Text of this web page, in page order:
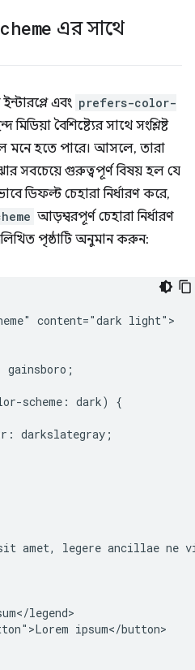
এর সাথে
ইন্টারপ্লে এবং prefers-color-
বৈশিষ্ট্যের সাথে সংশ্লিষ্ট
মনে হতে পারে। আসলে, তারা
সবচেয়ে গুরুত্বপূর্ণ বিষয় হল যে
ডিফল্ট চেহারা নির্ধারণ করে,
আড়ম্বরপূর্ণ চেহারা নির্ধারণ
পৃষ্ঠাটি অনুমান করুন:
content="dark light">
gainsboro;
scheme: dark) {
darkslategray;
amet, legere ancillae ne
legend>
ipsum</button>